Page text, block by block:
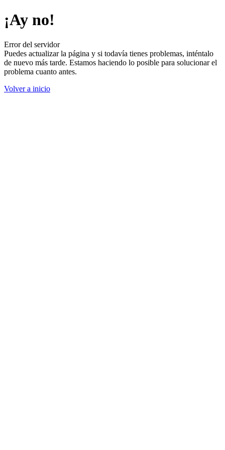
¡Ay no!
Error del servidor
Puedes actualizar la página y si todavía tienes problemas, inténtalo
de nuevo más tarde. Estamos haciendo lo posible para solucionar el
problema cuanto antes.
Volver a inicio